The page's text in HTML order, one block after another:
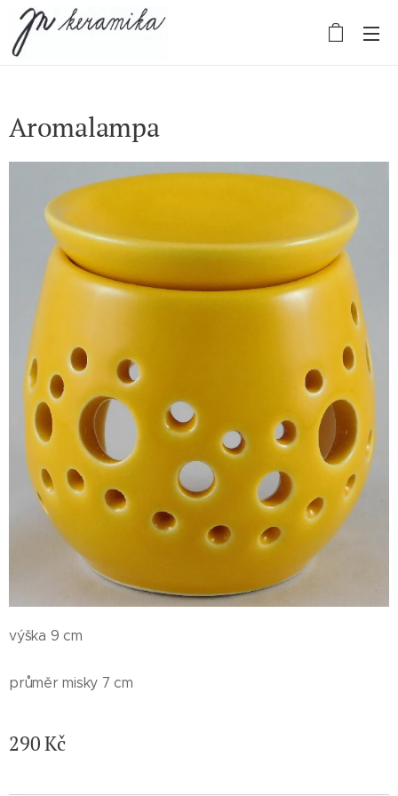
Aromalampa
výška 9 cm
průměr misky 7 cm
290Kč